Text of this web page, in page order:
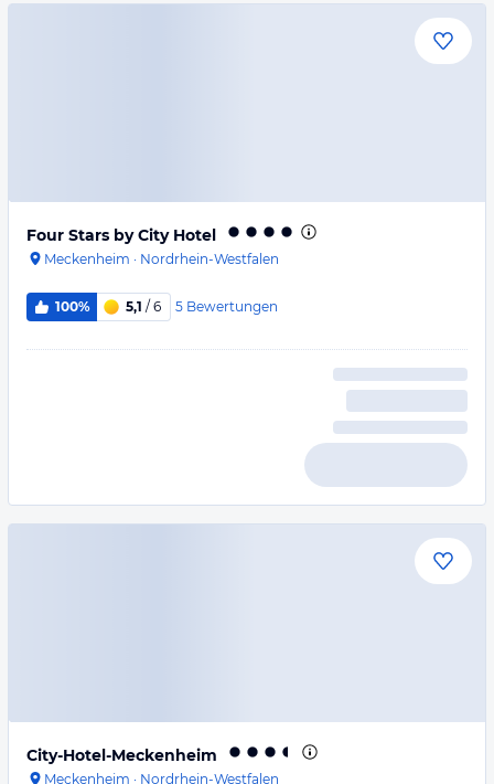
Four Stars by City Hotel
Meckenheim · Nordrhein-Westfalen
100% 5,1 / 6 5 Bewertungen
City-Hotel-Meckenheim
Meckenheim · Nordrhein-Westfalen